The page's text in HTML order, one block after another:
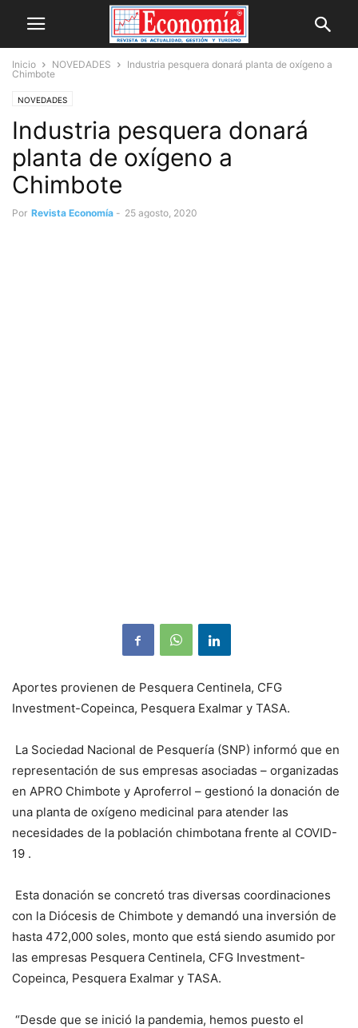
Inicio NOVEDADES
Industria pesquera donará planta de oxígeno a
Chimbote
NOVEDADES
Industria pesquera donará
planta de oxígeno a
Chimbote
Por Revista Economía - 25 agosto, 2020
Aportes provienen de Pesquera Centinela, CFG
Investment-Copeinca, Pesquera Exalmar y TASA.
La Sociedad Nacional de Pesquería (SNP) informó que en
representación de sus empresas asociadas – organizadas
en APRO Chimbote y Aproferrol – gestionó la donación de
una planta de oxígeno medicinal para atender las
necesidades de la población chimbotana frente al COVID-
19 .
Esta donación se concretó tras diversas coordinaciones
con la Diócesis de Chimbote y demandó una inversión de
hasta 472,000 soles, monto que está siendo asumido por
las empresas Pesquera Centinela, CFG Investment-
Copeinca, Pesquera Exalmar y TASA.
“Desde que se inició la pandemia, hemos puesto el